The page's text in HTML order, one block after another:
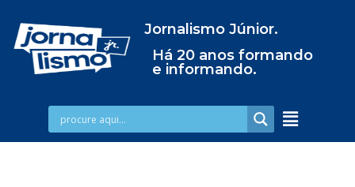
Jornalismo Júnior.
Há 20 anos formando
e informando.